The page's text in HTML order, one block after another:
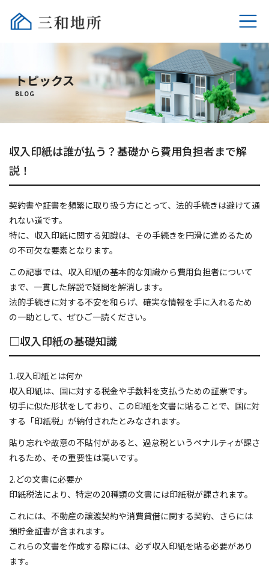
不動産売却
選ばれる理由
相続時の税金
売却時の税金
よくあるご質問
会社概要
代表あいさつ
プライバシーポリシー
お問い合わせ
トピックス
お客さまの声
トピックス
BLOG
収入印紙は誰が払う？基礎から費用負担者まで解
説！
契約書や証書を頻繁に取り扱う方にとって、法的手続きは避けて通
れない道です。
特に、収入印紙に関する知識は、その手続きを円滑に進めるため
の不可欠な要素となります。
この記事では、収入印紙の基本的な知識から費用負担者について
まで、一貫した解説で疑問を解消します。
法的手続きに対する不安を和らげ、確実な情報を手に入れるため
の一助として、ぜひご一読ください。
□収入印紙の基礎知識
1.収入印紙とは何か
収入印紙は、国に対する税金や手数料を支払うための証票です。
切手に似た形状をしており、この印紙を文書に貼ることで、国に対
する「印紙税」が納付されたとみなされます。
貼り忘れや故意の不貼付があると、過怠税というペナルティが課さ
れるため、その重要性は高いです。
2.どの文書に必要か
印紙税法により、特定の20種類の文書には印紙税が課されます。
これには、不動産の譲渡契約や消費貸借に関する契約、さらには
預貯金証書が含まれます。
これらの文書を作成する際には、必ず収入印紙を貼る必要があり
ます。